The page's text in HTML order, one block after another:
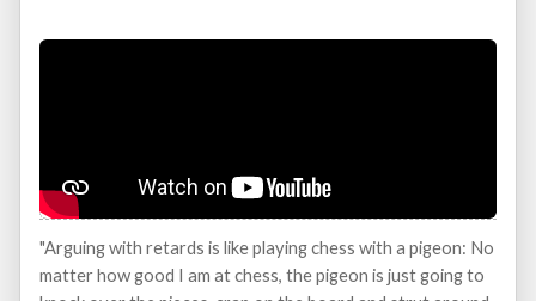
"Arguing with retards is like playing chess with a pigeon: No
matter how good I am at chess, the pigeon is just going to